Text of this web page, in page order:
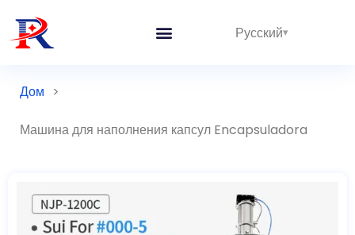
Русский
Дом >
Машина для наполнения капсул Encapsuladora